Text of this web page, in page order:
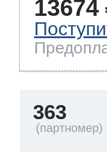
13674
363